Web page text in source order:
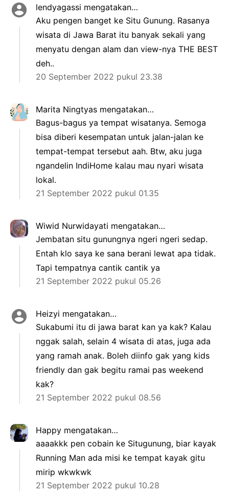
lendyagassi mengatakan…
Aku pengen banget ke Situ Gunung. Rasanya
wisata di Jawa Barat itu banyak sekali yang
menyatu dengan alam dan view-nya THE BEST
deh..
20 September 2022 pukul 23.38
Marita Ningtyas mengatakan…
Bagus-bagus ya tempat wisatanya. Semoga
bisa diberi kesempatan untuk jalan-jalan ke
tempat-tempat tersebut aah. Btw, aku juga
ngandelin IndiHome kalau mau nyari wisata
lokal.
21 September 2022 pukul 01.35
Wiwid Nurwidayati mengatakan…
Jembatan situ gunungnya ngeri ngeri sedap.
Entah klo saya ke sana berani lewat apa tidak.
Tapi tempatnya cantik cantik ya
21 September 2022 pukul 05.26
Heizyi mengatakan…
Sukabumi itu di jawa barat kan ya kak? Kalau
nggak salah, selain 4 wisata di atas, juga ada
yang ramah anak. Boleh diinfo gak yang kids
friendly dan gak begitu ramai pas weekend
kak?
21 September 2022 pukul 08.56
Happy mengatakan…
aaaakkk pen cobain ke Situgunung, biar kayak
Running Man ada misi ke tempat kayak gitu
mirip wkwkwk
21 September 2022 pukul 10.28